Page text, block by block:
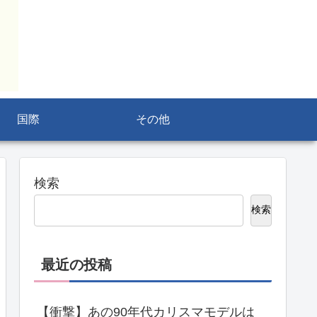
国際 その他
検索
検索
最近の投稿
【衝撃】あの90年代カリスマモデルは